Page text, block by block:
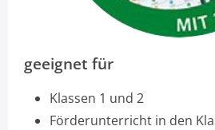
geeignet für
Klassen 1 und 2
Förderunterricht in den